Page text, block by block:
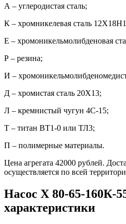
А – углеродистая сталь;
К – хромникелевая сталь
Е – хромоникельмолибденовая
Р – резина;
И –
Д – хромистая сталь 20Х13;
Л – кремнистый чугун 4С-15;
Т – титан ВТ1-0 или ТЛ3;
П – полимерные материалы.
Цена агрегата 42000 рублей.
осуществляется по всей
Насос Х 80-65-160К-
характеристики